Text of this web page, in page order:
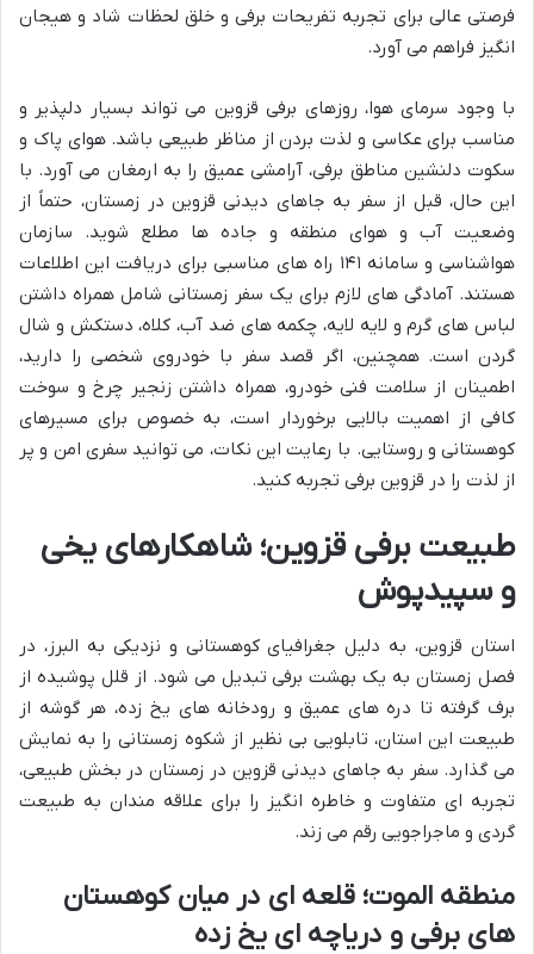
فرصتی عالی برای تجربه تفریحات برفی و خلق لحظات شاد و هیجان
انگیز فراهم می آورد.
با وجود سرمای هوا، روزهای برفی قزوین می تواند بسیار دلپذیر و
مناسب برای عکاسی و لذت بردن از مناظر طبیعی باشد. هوای پاک و
سکوت دلنشین مناطق برفی، آرامشی عمیق را به ارمغان می آورد. با
این حال، قبل از سفر به جاهای دیدنی قزوین در زمستان، حتماً از
وضعیت آب و هوای منطقه و جاده ها مطلع شوید. سازمان
هواشناسی و سامانه ۱۴۱ راه های مناسبی برای دریافت این اطلاعات
هستند. آمادگی های لازم برای یک سفر زمستانی شامل همراه داشتن
لباس های گرم و لایه لایه، چکمه های ضد آب، کلاه، دستکش و شال
گردن است. همچنین، اگر قصد سفر با خودروی شخصی را دارید،
اطمینان از سلامت فنی خودرو، همراه داشتن زنجیر چرخ و سوخت
کافی از اهمیت بالایی برخوردار است، به خصوص برای مسیرهای
کوهستانی و روستایی. با رعایت این نکات، می توانید سفری امن و پر
از لذت را در قزوین برفی تجربه کنید.
طبیعت برفی قزوین؛ شاهکارهای یخی
و سپیدپوش
استان قزوین، به دلیل جغرافیای کوهستانی و نزدیکی به البرز، در
فصل زمستان به یک بهشت برفی تبدیل می شود. از قلل پوشیده از
برف گرفته تا دره های عمیق و رودخانه های یخ زده، هر گوشه از
طبیعت این استان، تابلویی بی نظیر از شکوه زمستانی را به نمایش
می گذارد. سفر به جاهای دیدنی قزوین در زمستان در بخش طبیعی،
تجربه ای متفاوت و خاطره انگیز را برای علاقه مندان به طبیعت
گردی و ماجراجویی رقم می زند.
منطقه الموت؛ قلعه ای در میان کوهستان
های برفی و دریاچه ای یخ زده